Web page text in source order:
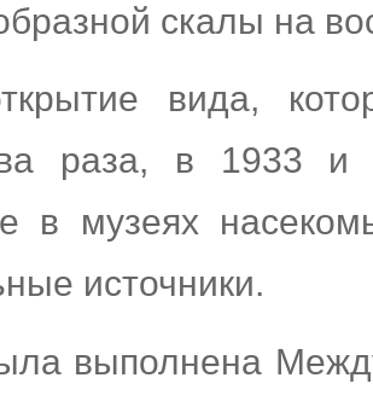
скалы на
вида,
раза, в 1933 и
в музеях
источники.
выполнена